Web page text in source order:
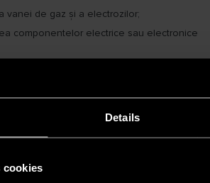
Details
cookies
vanei de gaz și a electrozilor;
componentelor electrice sau electronice
electrice, a agentului termic din instalaţie, a
și propunerea de soluţii pentru readucerea
recomandaţi.